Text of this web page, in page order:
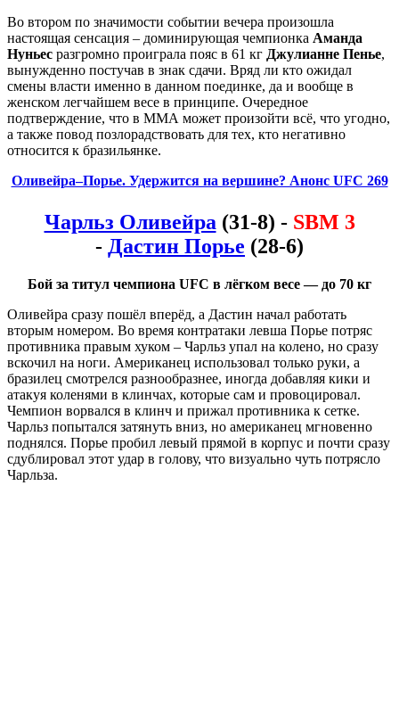
Во втором по значимости событии вечера произошла
настоящая сенсация – доминирующая чемпионка Аманда
Нуньес разгромно проиграла пояс в 61 кг Джулианне Пенье,
вынужденно постучав в знак сдачи. Вряд ли кто ожидал
смены власти именно в данном поединке, да и вообще в
женском легчайшем весе в принципе. Очередное
подтверждение, что в ММА может произойти всё, что угодно,
а также повод позлорадствовать для тех, кто негативно
относится к бразильянке.
Оливейра–Порье. Удержится на вершине? Анонс UFC 269
Чарльз Оливейра (31-8) - SBM 3
- Дастин Порье (28-6)
Бой за титул чемпиона UFC в лёгком весе — до 70 кг
Оливейра сразу пошёл вперёд, а Дастин начал работать
вторым номером. Во время контратаки левша Порье потряс
противника правым хуком – Чарльз упал на колено, но сразу
вскочил на ноги. Американец использовал только руки, а
бразилец смотрелся разнообразнее, иногда добавляя кики и
атакуя коленями в клинчах, которые сам и провоцировал.
Чемпион ворвался в клинч и прижал противника к сетке.
Чарльз попытался затянуть вниз, но американец мгновенно
поднялся. Порье пробил левый прямой в корпус и почти сразу
сдублировал этот удар в голову, что визуально чуть потрясло
Чарльза.